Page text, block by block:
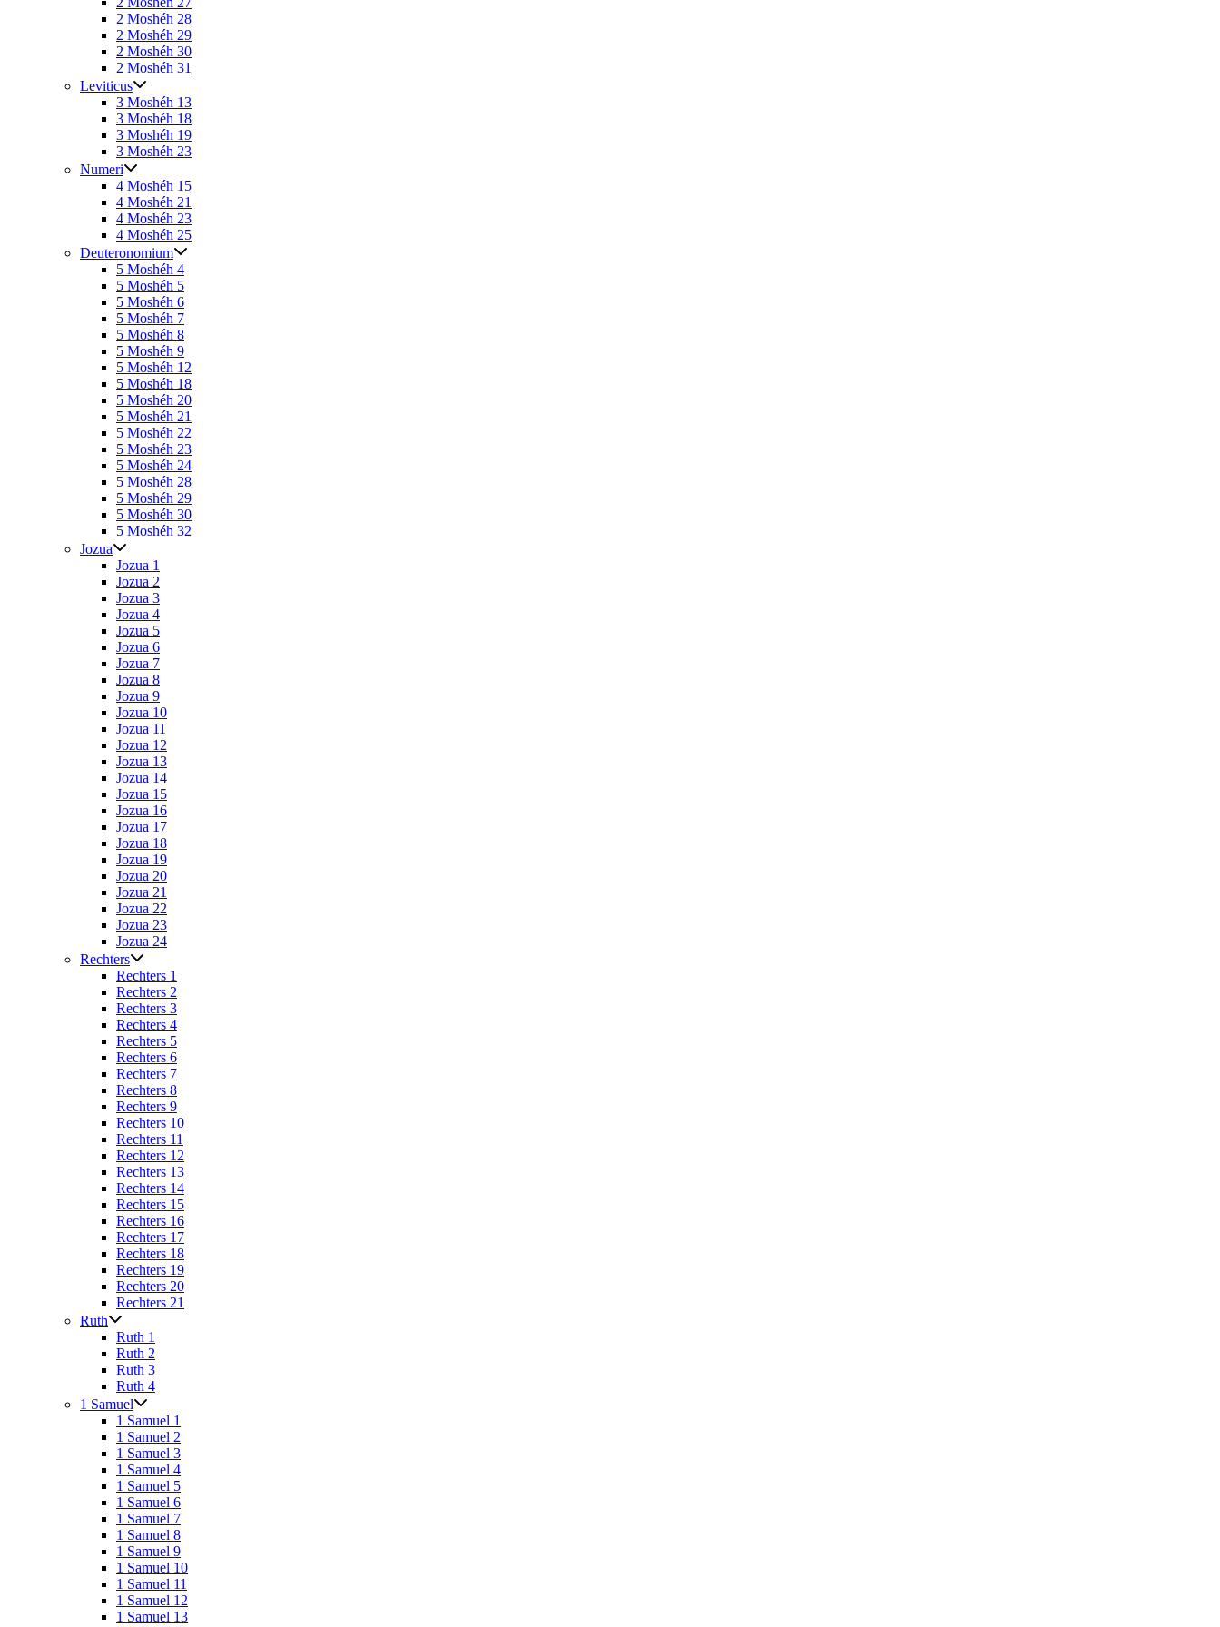
2 Moshéh 28
2 Moshéh 29
2 Moshéh 30
2 Moshéh 31
Leviticus
3 Moshéh 13
3 Moshéh 18
3 Moshéh 19
3 Moshéh 23
Numeri
4 Moshéh 15
4 Moshéh 21
4 Moshéh 23
4 Moshéh 25
Deuteronomium
5 Moshéh 4
5 Moshéh 5
5 Moshéh 6
5 Moshéh 7
5 Moshéh 8
5 Moshéh 9
5 Moshéh 12
5 Moshéh 18
5 Moshéh 20
5 Moshéh 21
5 Moshéh 22
5 Moshéh 23
5 Moshéh 24
5 Moshéh 28
5 Moshéh 29
5 Moshéh 30
5 Moshéh 32
Jozua
Jozua 1
Jozua 2
Jozua 3
Jozua 4
Jozua 5
Jozua 6
Jozua 7
Jozua 8
Jozua 9
Jozua 10
Jozua 11
Jozua 12
Jozua 13
Jozua 14
Jozua 15
Jozua 16
Jozua 17
Jozua 18
Jozua 19
Jozua 20
Jozua 21
Jozua 22
Jozua 23
Jozua 24
Rechters
Rechters 1
Rechters 2
Rechters 3
Rechters 4
Rechters 5
Rechters 6
Rechters 7
Rechters 8
Rechters 9
Rechters 10
Rechters 11
Rechters 12
Rechters 13
Rechters 14
Rechters 15
Rechters 16
Rechters 17
Rechters 18
Rechters 19
Rechters 20
Rechters 21
Ruth
Ruth 1
Ruth 2
Ruth 3
Ruth 4
1 Samuel
1 Samuel 1
1 Samuel 2
1 Samuel 3
1 Samuel 4
1 Samuel 5
1 Samuel 6
1 Samuel 7
1 Samuel 8
1 Samuel 9
1 Samuel 10
1 Samuel 11
1 Samuel 12
1 Samuel 13